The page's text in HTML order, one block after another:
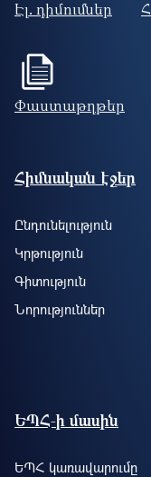
Էլ. դիմումներ
Փաստաթղթեր
Footer site
Հիմնական էջեր
Ընդունելություն
Կրթություն
Գիտություն
Նորություններ
ԵՊՀ-ի մասին
ԵՊՀ կառավարումը